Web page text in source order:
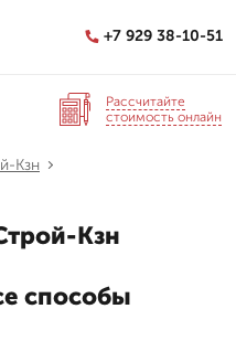
+7 929 38-10-51
Рассчитайте
стоимость онлайн
Кзн
Кзн
способы